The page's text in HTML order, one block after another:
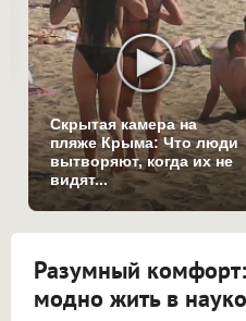
Скрытая камера на
пляже Крыма: Что люди
вытворяют, когда их не
видят...
Разумный
модно жить в